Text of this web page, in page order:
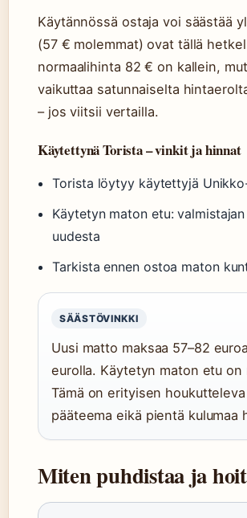
Käytännössä ostaja voi säästää
(57 € molemmat) ovat tällä
normaalihinta 82 € on kallein,
vaikuttaa satunnaiselta
– jos viitsii vertailla.
Käytettynä Torista – vinkit ja hinnat
Torista löytyy käytettyjä
Käytetyn maton etu:
uudesta
Tarkista ennen ostoa maton
SÄÄSTÖVINKKI
Uusi matto maksaa 57–82
eurolla. Käytetyn maton etu
Tämä on erityisen
pääteema eikä pientä kulumaa
Miten puhdistaa ja